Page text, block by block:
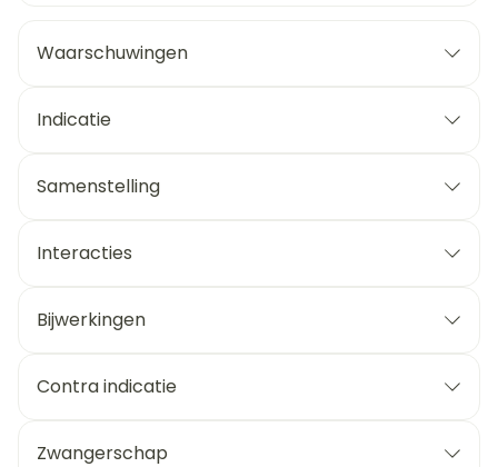
Waarschuwingen
Indicatie
Samenstelling
Interacties
Bijwerkingen
Contra indicatie
Zwangerschap